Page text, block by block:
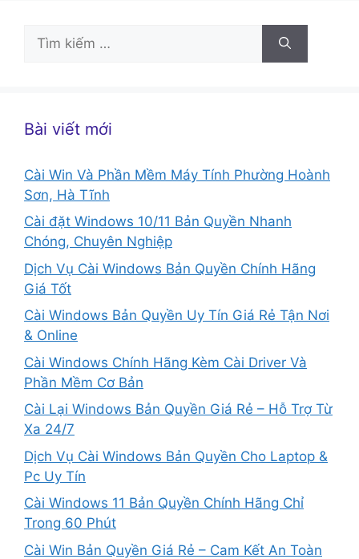
Tìm
kiếm
Bài viết mới
Cài Win Và Phần Mềm Máy Tính Phường Hoành
Sơn, Hà Tĩnh
Cài đặt Windows 10/11 Bản Quyền Nhanh
Chóng, Chuyên Nghiệp
Dịch Vụ Cài Windows Bản Quyền Chính Hãng
Giá Tốt
Cài Windows Bản Quyền Uy Tín Giá Rẻ Tận Nơi
& Online
Cài Windows Chính Hãng Kèm Cài Driver Và
Phần Mềm Cơ Bản
Cài Lại Windows Bản Quyền Giá Rẻ – Hỗ Trợ Từ
Xa 24/7
Dịch Vụ Cài Windows Bản Quyền Cho Laptop &
Pc Uy Tín
Cài Windows 11 Bản Quyền Chính Hãng Chỉ
Trong 60 Phút
Cài Win Bản Quyền Giá Rẻ – Cam Kết An Toàn